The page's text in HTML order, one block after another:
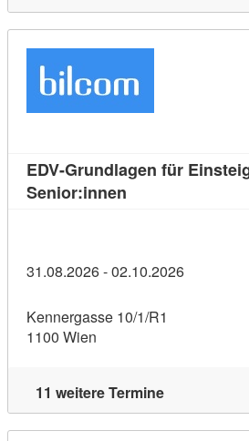
EDV-Grundlagen für
Senior:innen
31.08.2026 - 02.10.2026
Kennergasse 10/1/R1
1100 Wien
11 weitere Termine